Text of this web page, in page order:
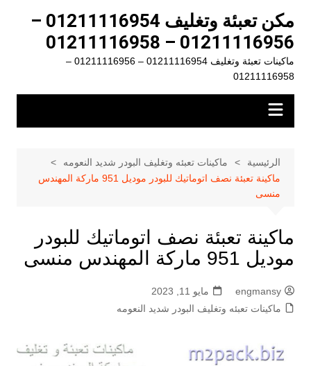
المحتوى
مكن تعبئة وتغليف 01211116954 –
01211116956 – 01211116958
ماكينات تعبئة وتغليف 01211116954 – 01211116956 –
01211116958
الرئيسية
ماكينات تعبئه وتغليف البودر شديد النعومه
ماكينة تعبئة نصف اتوماتيك للبودر موديل 951 ماركة المهندس
منسى
ماكينة تعبئة نصف اتوماتيك للبودر
موديل 951 ماركة المهندس منسى
engmansy
مايو 11, 2023
ماكينات تعبئه وتغليف البودر شديد النعومه